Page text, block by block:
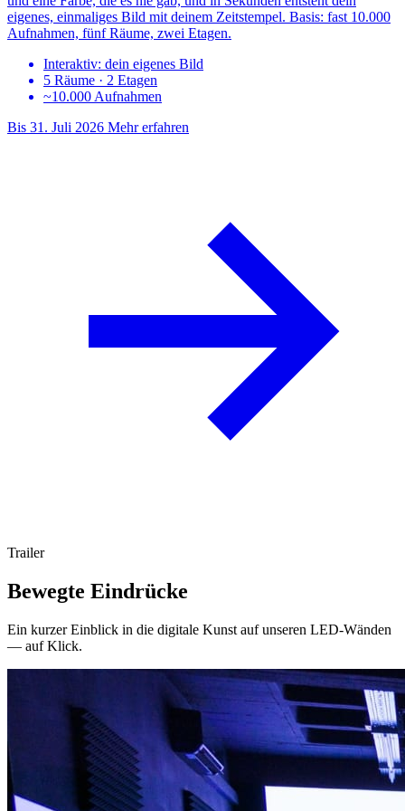
eigenes, einmaliges Bild mit deinem Zeitstempel. Basis: fast 10.000
Aufnahmen, fünf Räume, zwei Etagen.
Interaktiv: dein eigenes Bild
5 Räume · 2 Etagen
~10.000 Aufnahmen
Bis 31. Juli 2026 Mehr erfahren
Trailer
Bewegte Eindrücke
Ein kurzer Einblick in die digitale Kunst auf unseren LED-Wänden
— auf Klick.